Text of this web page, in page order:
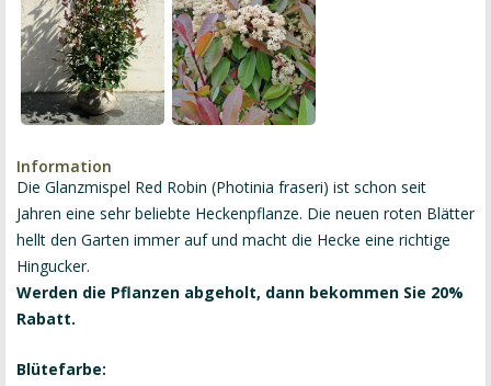
Information
Die Glanzmispel Red Robin (Photinia fraseri) ist schon seit
Jahren eine sehr beliebte Heckenpflanze. Die neuen roten Blätter
hellt den Garten immer auf und macht die Hecke eine richtige
Hingucker.
Werden die Pflanzen abgeholt, dann bekommen Sie 20%
Rabatt.
Blütefarbe: